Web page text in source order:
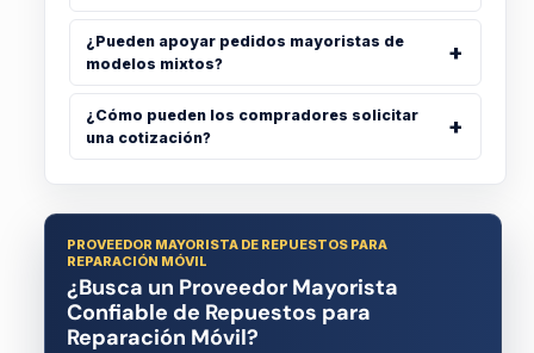
¿Pueden apoyar pedidos mayoristas de
modelos mixtos?
¿Cómo pueden los compradores solicitar
una cotización?
PROVEEDOR MAYORISTA DE REPUESTOS PARA
REPARACIÓN MÓVIL
¿Busca un Proveedor Mayorista
Confiable de Repuestos para
Reparación Móvil?